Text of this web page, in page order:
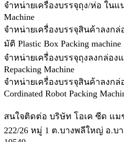
จำหน่ายเครื่องบรรจุถุง/ห่อ ในแ
Machine
จำหน่ายเครื่องบรรจุสินค้าลงก
มัติ Plastic Box Packing machine
จำหน่ายเครื่องบรรจุถุงลงกล่อ
Repacking Machine
จำหน่ายเครื่องบรรจุสินค้าลงก
Cordinated Robot Packing
สนใจติดต่อ บริษัท โอเค ซีด แม
222/26 หมู่ 1 ต.บางพลีใหญ่ อ.บ